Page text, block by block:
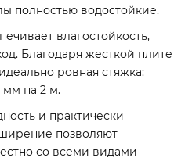
полностью водостойкие.
влагостойкость,
Благодаря жесткой плите
ровная стяжка:
мм на 2 м.
и практически
позволяют
со всеми видами